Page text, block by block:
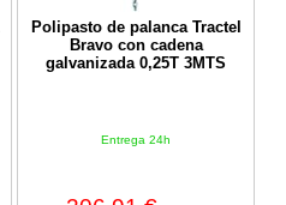
Polipasto de palanca Tractel
Bravo con cadena
galvanizada 0,25T 3MTS
Entrega 24h